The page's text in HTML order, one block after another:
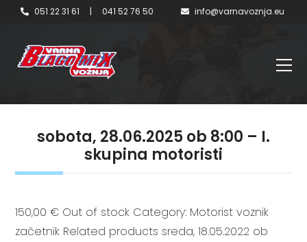
051 22 31 61 | 041 52 76 50 info@varnavoznja.eu
sobota, 28.06.2025 ob 8:00 – I.
skupina motoristi
150,00 € Out of stock Category: Motorist voznik
začetnik Related products sreda, 18.05.2022 ob